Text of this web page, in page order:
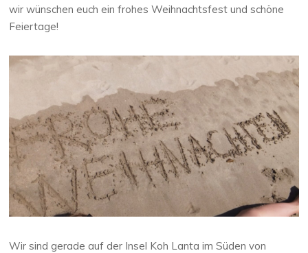
wir wünschen euch ein frohes Weihnachtsfest und schöne
Feiertage!
Wir sind gerade auf der Insel Koh Lanta im Süden von